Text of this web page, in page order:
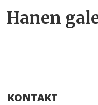
Hanen
KONTAKT